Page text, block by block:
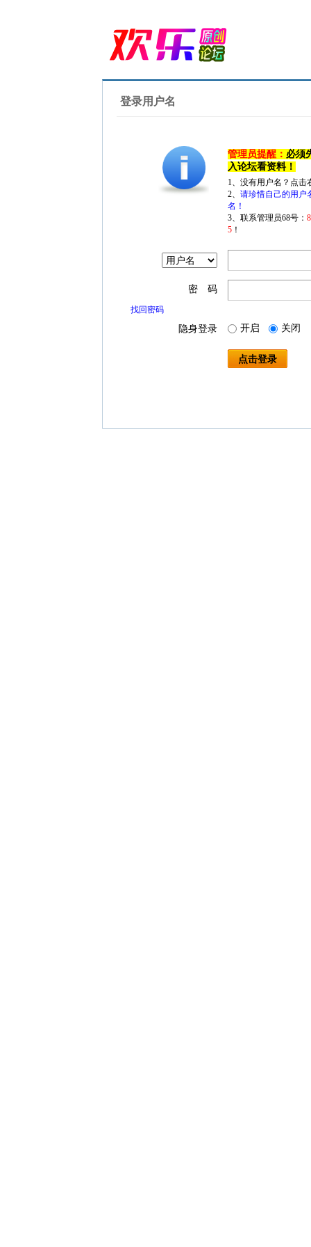
登录用户名
管理员提醒： 必须
入论坛看资料！
1、没有用户名？点
2、 请珍惜自己的用户
名！
3、联系管理员68号：
5 ！
密 码
找回密码
隐身登录 开启 关闭
点击登录